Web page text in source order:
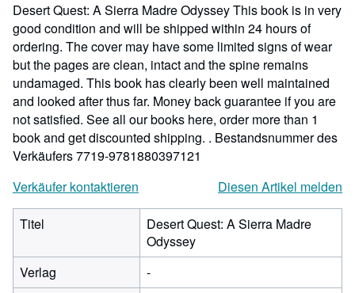
Desert Quest: A Sierra Madre Odyssey This book is in very
good condition and will be shipped within 24 hours of
ordering. The cover may have some limited signs of wear
but the pages are clean, intact and the spine remains
undamaged. This book has clearly been well maintained
and looked after thus far. Money back guarantee if you are
not satisfied. See all our books here, order more than 1
book and get discounted shipping. . Bestandsnummer des
Verkäufers 7719-9781880397121
Verkäufer kontaktieren
Diesen Artikel melden
Titel
Desert Quest: A Sierra Madre
Odyssey
Verlag
-